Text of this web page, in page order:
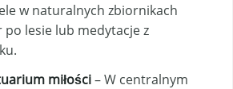
w naturalnych zbiornikach
po lesie lub medytacje z
miłości– W centralnym